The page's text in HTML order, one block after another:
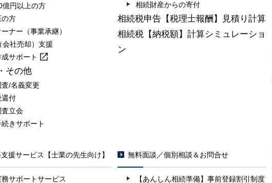
億円以上の方
の方
ナー（事業承継）
会社売却）支援
成サポート
その他
/名義変更
還付
立会
きサポート
相続財産からの寄付
相続税申告【税理士報酬】見積り計算
相続税【納税額】計算シミュレーショ
ン
援サービス【士業の先生向け】
サポートサービス
無料面談／個別相談＆お問合せ
【あんしん相続準備】事前登録割引制度